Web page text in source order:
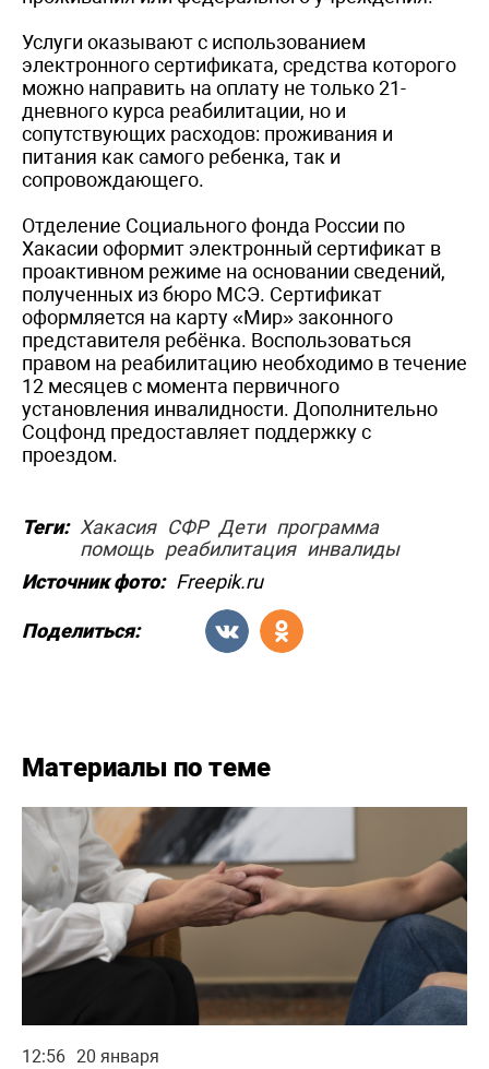
Услуги оказывают с использованием
электронного сертификата, средства которого
можно направить на оплату не только 21-
дневного курса реабилитации, но и
сопутствующих расходов: проживания и
питания как самого ребенка, так и
сопровождающего.
Отделение Социального фонда России по
Хакасии оформит электронный сертификат в
проактивном режиме на основании сведений,
полученных из бюро МСЭ. Сертификат
оформляется на карту «Мир» законного
представителя ребёнка. Воспользоваться
правом на реабилитацию необходимо в течение
12 месяцев с момента первичного
установления инвалидности. Дополнительно
Соцфонд предоставляет поддержку с
проездом.
Теги: Хакасия СФР Дети программа
помощь реабилитация инвалиды
Источник фото: Freepik.ru
Поделиться:
Материалы по теме
12:56 20 января